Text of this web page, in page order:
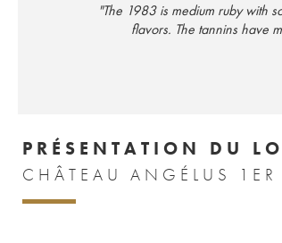
"The 1983 is medium ruby with
flavors. The tannins have
PRÉSENTATION DU
CHÂTEAU ANGÉLUS